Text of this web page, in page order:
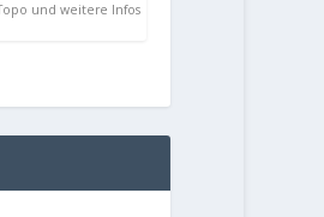
und weitere Infos